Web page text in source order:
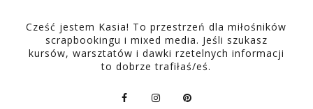
Cześć jestem Kasia! To przestrzeń dla miłośników
scrapbookingu i mixed media. Jeśli szukasz
kursów, warsztatów i dawki rzetelnych informacji
to dobrze trafiłaś/eś.